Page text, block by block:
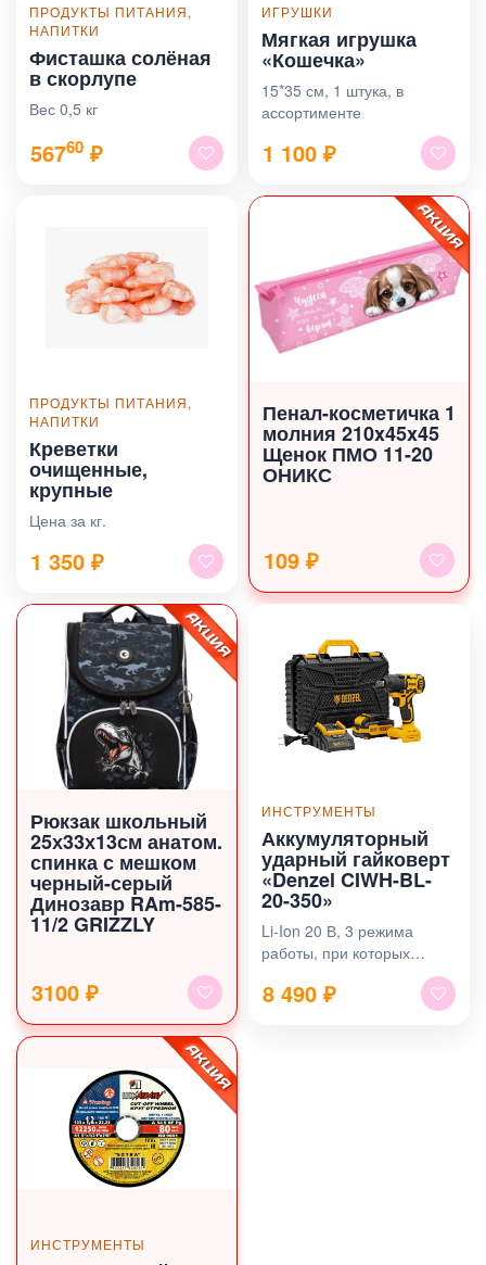
ПРОДУКТЫ ПИТАНИЯ,
НАПИТКИ
Фисташка солёная
в скорлупе
Вес 0,5 кг
56760 ₽
ИГРУШКИ
Мягкая игрушка
«Кошечка»
15*35 см, 1 штука, в
ассортименте
1 100 ₽
ПРОДУКТЫ ПИТАНИЯ,
НАПИТКИ
Креветки
очищенные,
крупные
Цена за кг.
1 350 ₽
Пенал-косметичка 1
молния 210x45x45
Щенок ПМО 11-20
ОНИКС
109 ₽
Рюкзак школьный
25х33х13см анатом.
спинка с мешком
черный-серый
Динозавр RAm-585-
11/2 GRIZZLY
3100 ₽
ИНСТРУМЕНТЫ
Аккумуляторный
ударный гайковерт
«Denzel CIWH-BL-
20-350»
Li-Ion 20 В, 3 режима
работы, при которых
шпинделя составляет 0-
1500, 0-2000 и 0-2500 об/
8 490 ₽
ИНСТРУМЕНТЫ